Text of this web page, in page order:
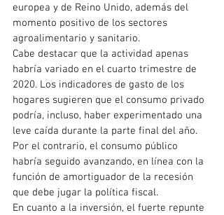
europea y de Reino Unido, además del
momento positivo de los sectores
agroalimentario y sanitario.
Cabe destacar que la actividad apenas
habría variado en el cuarto trimestre de
2020. Los indicadores de gasto de los
hogares sugieren que el consumo privado
podría, incluso, haber experimentado una
leve caída durante la parte final del año.
Por el contrario, el consumo público
habría seguido avanzando, en línea con la
función de amortiguador de la recesión
que debe jugar la política fiscal.
En cuanto a la inversión, el fuerte repunte